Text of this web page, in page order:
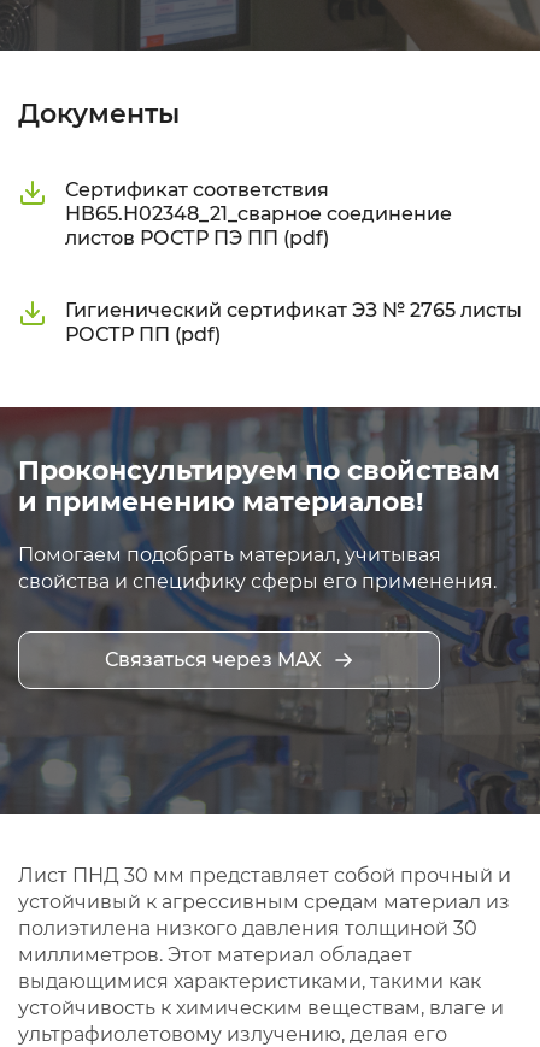
Документы
Сертификат соответствия
НВ65.Н02348_21_сварное соединение
листов РОСТР ПЭ ПП (pdf)
Гигиенический сертификат ЭЗ № 2765 листы
РОСТР ПП (pdf)
Проконсультируем по свойствам
и применению материалов!
Помогаем подобрать материал, учитывая
свойства и специфику сферы его применения.
Связаться через MAX
Лист ПНД 30 мм представляет собой прочный и
устойчивый к агрессивным средам материал из
полиэтилена низкого давления толщиной 30
миллиметров. Этот материал обладает
выдающимися характеристиками, такими как
устойчивость к химическим веществам, влаге и
ультрафиолетовому излучению, делая его